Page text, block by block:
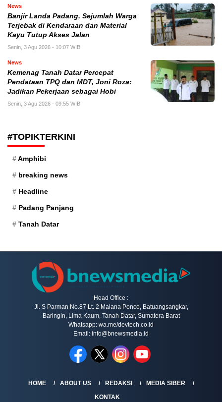
News
Banjir Landa Padang, Sejumlah Warga
Terjebak di Kendaraan dan Material
Kayu Tutup Akses Jalan
Senin, 3 Agu 2026 - 10:07 WIB
News
Kemenag Tanah Datar Percepat
Pendataan TPQ dan MDT, Joni Roza:
Jadikan Pekerjaan sebagai Hobi
Senin, 3 Agu 2026 - 09:55 WIB
#TOPIKTERKINI
Amphibi
breaking news
Headline
Padang Panjang
Tanah Datar
Head Office :
Jl. S Parman No.87 Lt. 2 Malana Ponco, Batuangsangkar,
Baringin, Lima Kaum, Tanah Datar, Sumatera Barat
Whatsapp: wa.me/devtech.co.id
Email: info@bnewsmedia.id
HOME ABOUT US REDAKSI
MEDIA SIBER
KONTAK